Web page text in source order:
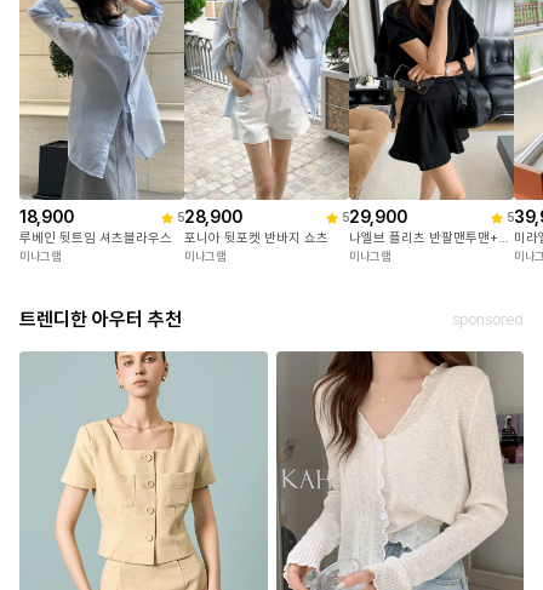
18,900 5
루베인 뒷트임 셔츠블라우스
미나그램
28,900 5
포니아 뒷포켓 반바지 쇼츠
미나그램
29,900 5
나엘브 플리츠 반팔맨투맨+치마반바지세트
미나그램
미라
미나
트렌디한 아우터 추천 sponsored